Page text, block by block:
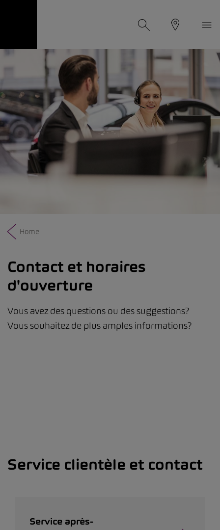
Home
Contact et horaires
d'ouverture
Vous avez des questions ou des suggestions?
Vous souhaitez de plus amples informations?
Service clientèle et contact
Service après-